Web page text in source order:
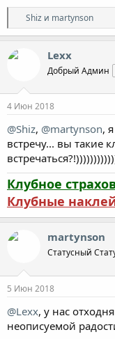
Р
е
а
:
Shiz и martynson
Lexx
Добрый Админ
4 Июн 2018
@Shiz, @martynson,
встречу... вы такие
Клубное
Клубные
martynson
Cтатусный
5 Июн 2018
@Lexx, у нас
неописуемой